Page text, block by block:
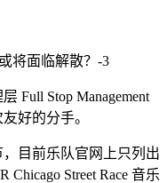
将面临解散？-3
Full Stop Management
好的分手。
目前乐队官网上只列出
Street Race 音乐